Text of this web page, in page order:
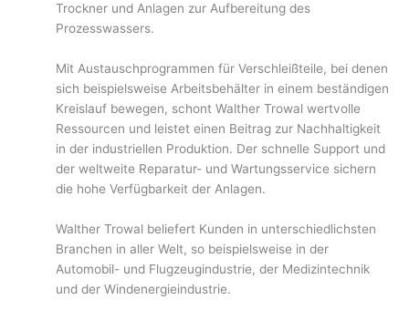
Trockner und Anlagen zur Aufbereitung des
Prozesswassers.
Mit Austauschprogrammen für Verschleißteile, bei denen
sich beispielsweise Arbeitsbehälter in einem beständigen
Kreislauf bewegen, schont Walther Trowal wertvolle
Ressourcen und leistet einen Beitrag zur Nachhaltigkeit
in der industriellen Produktion. Der schnelle Support und
der weltweite Reparatur- und Wartungsservice sichern
die hohe Verfügbarkeit der Anlagen.
Walther Trowal beliefert Kunden in unterschiedlichsten
Branchen in aller Welt, so beispielsweise in der
Automobil- und Flugzeugindustrie, der Medizintechnik
und der Windenergieindustrie.